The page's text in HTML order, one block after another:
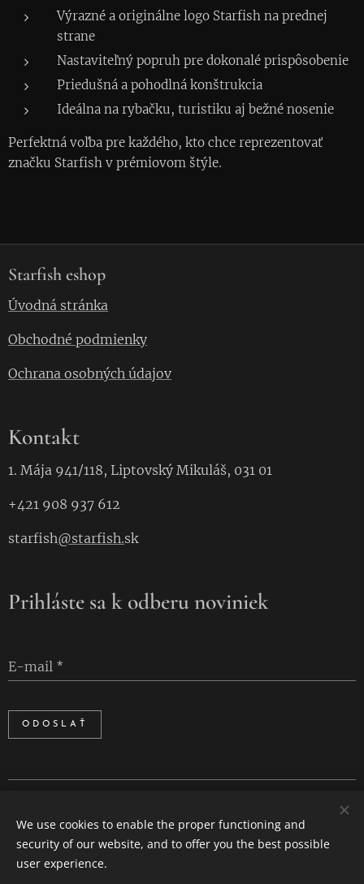
Výrazné a originálne logo Starfish na prednej
strane
Nastaviteľný popruh pre dokonalé prispôsobenie
Priedušná a pohodlná konštrukcia
Ideálna na rybačku, turistiku aj bežné nosenie
Perfektná voľba pre každého, kto chce reprezentovať
značku Starfish v prémiovom štýle.
Starfish eshop
Úvodná stránka
Obchodné podmienky
Ochrana osobných údajov
Kontakt
1. Mája 941/118, Liptovský Mikuláš, 031 01
+421 908 937 612
starfish@starfish.sk
Prihláste sa k odberu noviniek
E-mail
ODOSLAŤ
Languages
English
We use cookies to enable the proper functioning and
security of our website, and to offer you the best possible
user experience.